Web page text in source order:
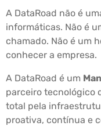
A DataRoad não é
informáticas. Não é
chamado. Não é um
conhecer a empresa.
A DataRoad é um
parceiro tecnológico
total pela
proativa, contínua e